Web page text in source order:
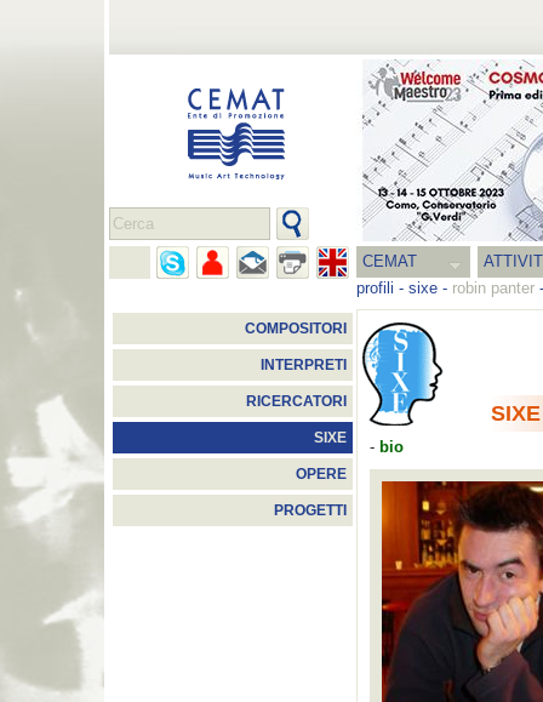
CEMAT
profili - sixe - robin panter
COMPOSITORI
INTERPRETI
RICERCATORI
SIXE
OPERE
PROGETTI
SIXE
- bio